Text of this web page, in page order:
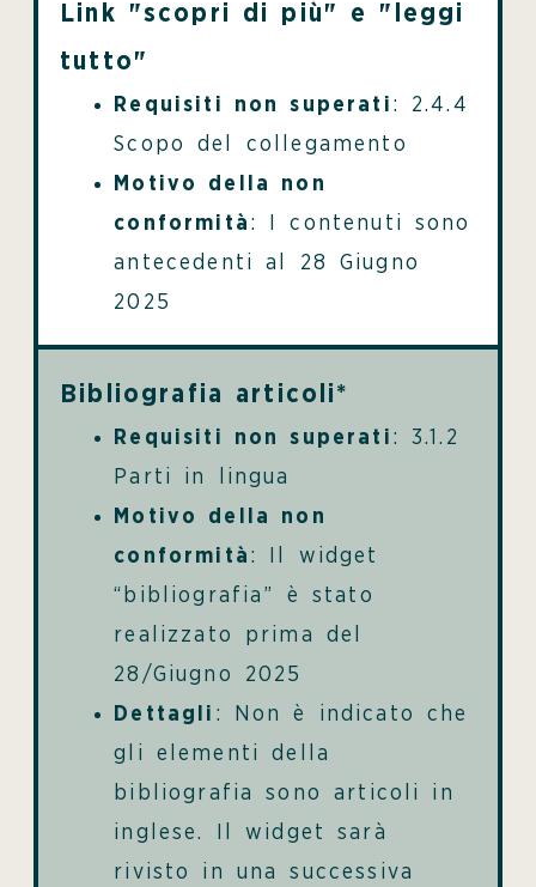
Link "scopri di più" e "leggi
tutto"
Requisiti non superati : 2.4.4
Scopo del collegamento
Motivo della non
conformità : I contenuti sono
antecedenti al 28 Giugno
2025
Bibliografia articoli*
Requisiti non superati : 3.1.2
Parti in lingua
Motivo della non
conformità : Il widget
“bibliografia” è stato
realizzato prima del
28/Giugno 2025
Dettagli : Non è indicato che
gli elementi della
bibliografia sono articoli in
inglese. Il widget sarà
rivisto in una successiva